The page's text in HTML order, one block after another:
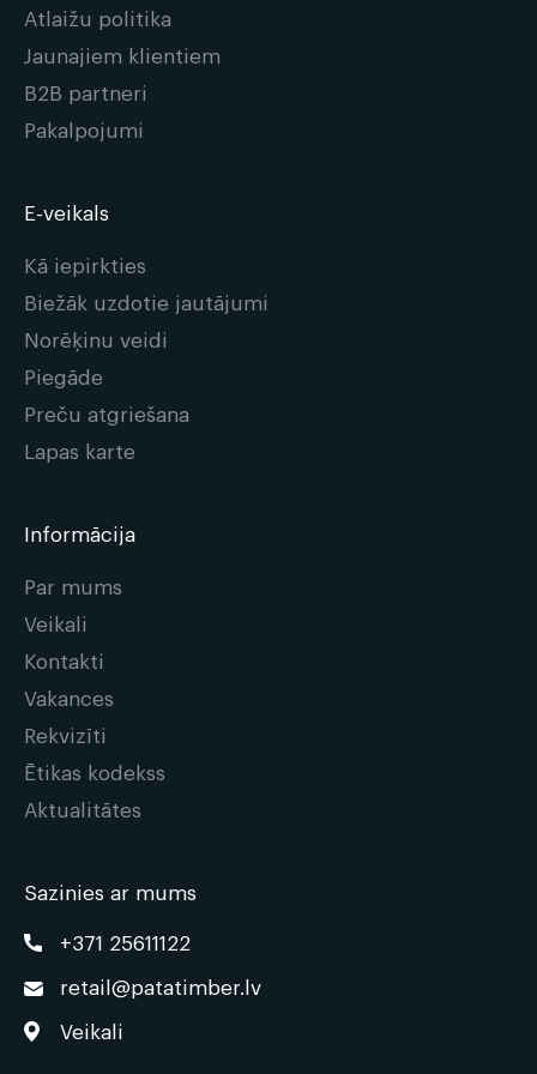
Atlaižu politika
Jaunajiem klientiem
B2B partneri
Pakalpojumi
E-veikals
Kā iepirkties
Biežāk uzdotie jautājumi
Norēķinu veidi
Piegāde
Preču atgriešana
Lapas karte
Informācija
Par mums
Veikali
Kontakti
Vakances
Rekvizīti
Ētikas kodekss
Aktualitātes
Sazinies ar mums
+371 25611122
retail@patatimber.lv
Veikali